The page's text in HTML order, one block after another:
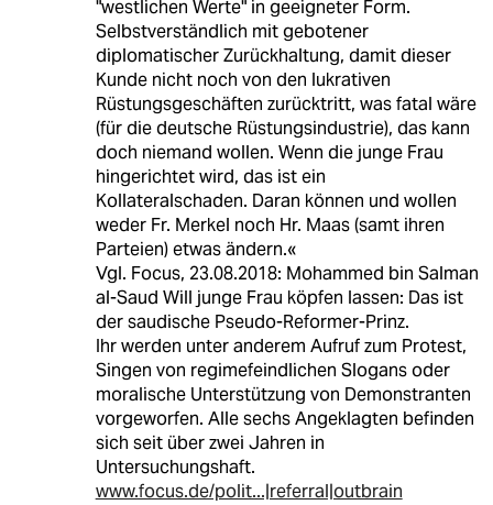
"westlichen Werte" in geeigneter Form.
Selbstverständlich mit gebotener
diplomatischer Zurückhaltung, damit dieser
Kunde nicht noch von den lukrativen
Rüstungsgeschäften zurücktritt, was fatal wäre
(für die deutsche Rüstungsindustrie), das kann
doch niemand wollen. Wenn die junge Frau
hingerichtet wird, das ist ein
Kollateralschaden. Daran können und wollen
weder Fr. Merkel noch Hr. Maas (samt ihren
Parteien) etwas ändern.«
Vgl. Focus, 23.08.2018: Mohammed bin Salman
al-Saud Will junge Frau köpfen lassen: Das ist
der saudische Pseudo-Reformer-Prinz.
Ihr werden unter anderem Aufruf zum Protest,
Singen von regimefeindlichen Slogans oder
moralische Unterstützung von Demonstranten
vorgeworfen. Alle sechs Angeklagten befinden
sich seit über zwei Jahren in
Untersuchungshaft.
www.focus.de/polit...|referral|outbrain